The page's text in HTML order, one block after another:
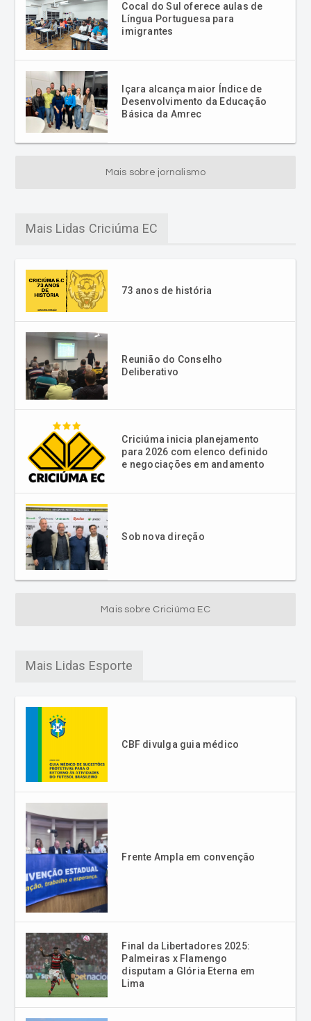
Cocal do Sul oferece aulas de
Língua Portuguesa para
imigrantes
Içara alcança maior Índice de
Desenvolvimento da Educação
Básica da Amrec
Mais sobre jornalismo
Mais Lidas Criciúma EC
73 anos de história
Reunião do Conselho
Deliberativo
Criciúma inicia planejamento
para 2026 com elenco definido
e negociações em andamento
Sob nova direção
Mais sobre Criciúma EC
Mais Lidas Esporte
CBF divulga guia médico
Frente Ampla em convenção
Final da Libertadores 2025:
Palmeiras x Flamengo
disputam a Glória Eterna em
Lima